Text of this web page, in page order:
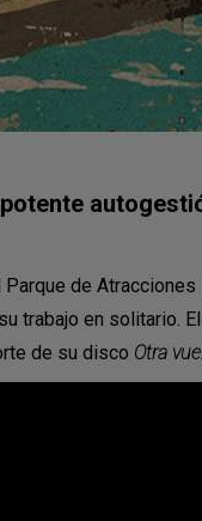
de Atracciones
trabajo en solitario.
de su disco Otra